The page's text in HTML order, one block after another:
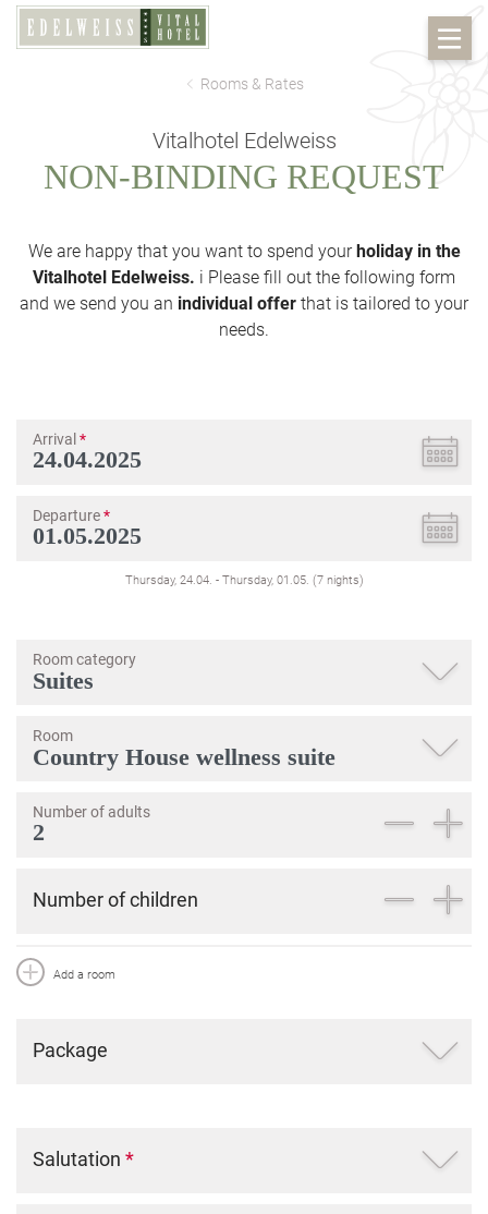
Rooms & Rates
Vitalhotel Edelweiss
NON-BINDING REQUEST
We are happy that you want to spend yourholiday in the
Vitalhotel Edelweiss. i Please fill out the following form
and we send you an individual offer that is tailored to your
needs.
Arrival *
Departure*
Thursday, 24.04. - Thursday, 01.05. (7 nights)
Room category
Room
Number of adults
Number of children
Add a room
Package
Salutation *